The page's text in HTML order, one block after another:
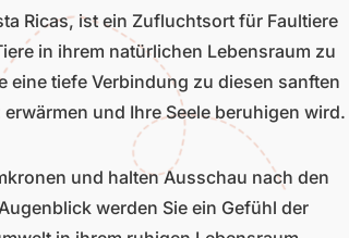
Ricas, ist ein Zufluchtsort für Faultiere
in ihrem natürlichen Lebensraum zu
eine tiefe Verbindung zu diesen sanften
und Ihre Seele beruhigen wird.
und halten Ausschau nach den
werden Sie ein Gefühl der